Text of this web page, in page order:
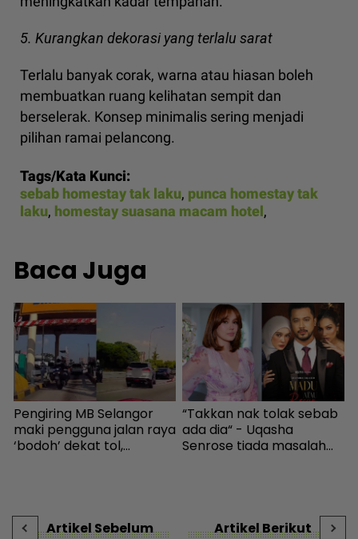
5. Kurangkan dekorasi yang terlalu sarat
Terlalu banyak corak, warna atau hiasan boleh
membuatkan ruang kelihatan sempit dan
berselerak. Konsep minimalis sering menjadi
pilihan ramai pelancong.
Tags/Kata Kunci:
sebab homestay tak laku, punca homestay tak
laku, homestay suasana macam hotel,
Baca Juga
Pengiring MB Selangor
maki pengguna jalan raya
‘bodoh’ dekat tol,
“Takkan nak tolak sebab
ada dia“ - Uqasha
Senrose tiada masalah
Artikel Sebelum
Artikel Berikut